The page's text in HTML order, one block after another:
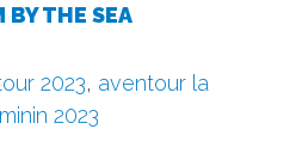
BY THE SEA
2023, aventour la
2023